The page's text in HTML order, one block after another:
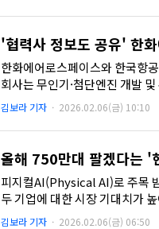
'협력사 정보도 공유' 한
한화에어로스페이스와 한국항
회사는 무인기·첨단엔진 개발
및 스타트업...
김보라 기자 · 2026.02.06(금) 10:10
올해 750만대 팔겠다는 '
피지컬AI(Physical AI)로 주목
두 기업에 대한 시장 기대치가
두 회사에 대한 평가는 완성차...
김보라 기자 · 2026.02.06(금) 06:50